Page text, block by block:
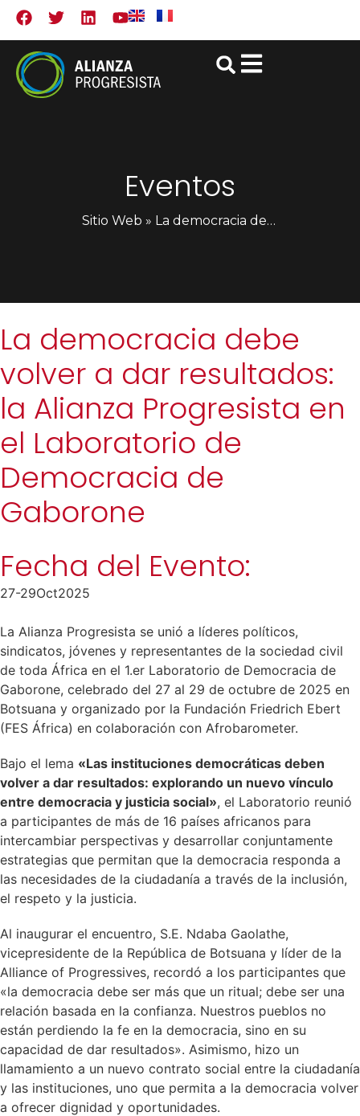
Eventos
Sitio Web » La democracia debe volver a dar resultados: la Alianza Progresista en el Laboratorio de Democracia de Gaborone
La democracia debe
volver a dar resultados:
la Alianza Progresista en
el Laboratorio de
Democracia de
Gaborone
Fecha del Evento:
27-29Oct2025
La Alianza Progresista se unió a líderes políticos,
sindicatos, jóvenes y representantes de la sociedad civil
de toda África en el 1.er Laboratorio de Democracia de
Gaborone, celebrado del 27 al 29 de octubre de 2025 en
Botsuana y organizado por la Fundación Friedrich Ebert
(FES África) en colaboración con Afrobarometer.
Bajo el lema «Las instituciones democráticas deben
volver a dar resultados: explorando un nuevo vínculo
entre democracia y justicia social», el Laboratorio reunió
a participantes de más de 16 países africanos para
intercambiar perspectivas y desarrollar conjuntamente
estrategias que permitan que la democracia responda a
las necesidades de la ciudadanía a través de la inclusión,
el respeto y la justicia.
Al inaugurar el encuentro, S.E. Ndaba Gaolathe,
vicepresidente de la República de Botsuana y líder de la
Alliance of Progressives, recordó a los participantes que
«la democracia debe ser más que un ritual; debe ser una
relación basada en la confianza. Nuestros pueblos no
están perdiendo la fe en la democracia, sino en su
capacidad de dar resultados». Asimismo, hizo un
llamamiento a un nuevo contrato social entre la ciudadanía
y las instituciones, uno que permita a la democracia volver
a ofrecer dignidad y oportunidades.